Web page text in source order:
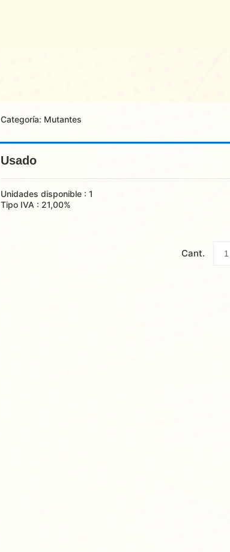
Categoría: Mutantes
Usado
Unidades disponible : 1
Tipo IVA : 21,00%
Cant.